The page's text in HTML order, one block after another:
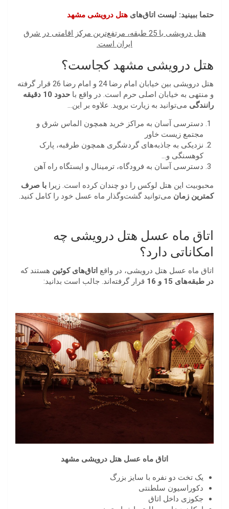
حتما ببینید: لیست اتاق‌های هتل درویشی مشهد
هتل درویشی با 25 طبقه، مرتفع
ترین مرکز اقامتی در شرق
ایران است.
هتل درویشی مشهد کجاست؟
هتل درویشی بین خیابان امام رضا 24 و امام رضا 26 قرار گرفته
و منتهی به خیابان اصلی حرم است. در واقع با
حدود 10 دقیقه
رانندگی می‌توانید به زیارت بروید. علاوه بر این…
دسترسی آسان به مراکز خرید همچون الماس شرق و
مجتمع زیست خاور
نزدیکی به جاذبه‌های گردشگری همچون طرقبه، پارک
کوهسنگی و…
دسترسی آسان به فرودگاه، ترمینال و ایستگاه راه‌ آهن
محبوبیت این هتل لوکس را دو چندان کرده است. زیرا با صرف
کمترین زمان می‌توانید گشت‌وگذار ماه عسل خود را کامل کنید.
اتاق ماه عسل هتل درویشی چه
امکاناتی دارد؟
اتاق ماه عسل هتل درویشی، در واقع اتاق‌های کوئین هستند که
در طبقه‌های 15 و 16
قرار گرفته‌اند. جالب است بدانید:
اتاق ماه عسل هتل درویشی مشهد
یک تخت دو نفره با سایز بزرگ
دکوراسیون سلطنتی
جکوزی داخل اتاق